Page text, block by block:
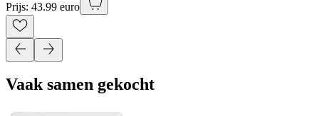
Prijs: 43.99 euro
Vaak samen gekocht